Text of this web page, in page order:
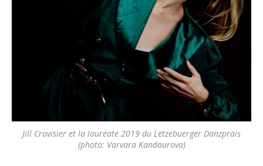
Jill Crovisier et la lauréate 2019 du Lëtzebuerger Danzpräis
(photo: Varvara Kandaurova)